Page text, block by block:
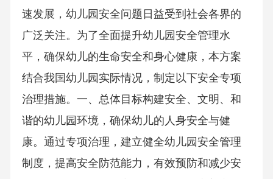
速发展，幼儿园安全问题日益受到社会各界的
广泛关注。为了全面提升幼儿园安全管理水
平，确保幼儿的生命安全和身心健康，本方案
结合我国幼儿园实际情况，制定以下安全专项
治理措施。一、总体目标构建安全、文明、和
谐的幼儿园环境，确保幼儿的人身安全与健
康。通过专项治理，建立健全幼儿园安全管理
制度，提高安全防范能力，有效预防和减少安